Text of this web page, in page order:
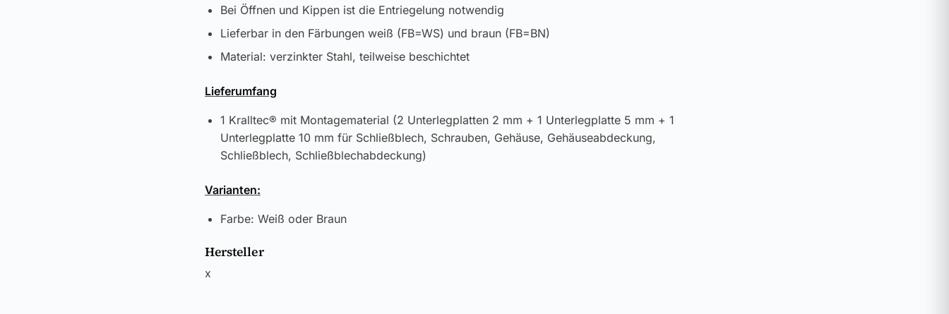
Bei Öffnen und Kippen ist die Entriegelung notwendig
Lieferbar in den Färbungen weiß (FB=WS) und braun (FB=BN)
Material: verzinkter Stahl, teilweise beschichtet
Lieferumfang
1 Kralltec® mit Montagematerial (2 Unterlegplatten 2 mm + 1 Unterlegplatte 5 mm + 1
Unterlegplatte 10 mm für Schließblech, Schrauben, Gehäuse, Gehäuseabdeckung,
Schließblech, Schließblechabdeckung)
Varianten:
Farbe: Weiß oder Braun
Hersteller
x